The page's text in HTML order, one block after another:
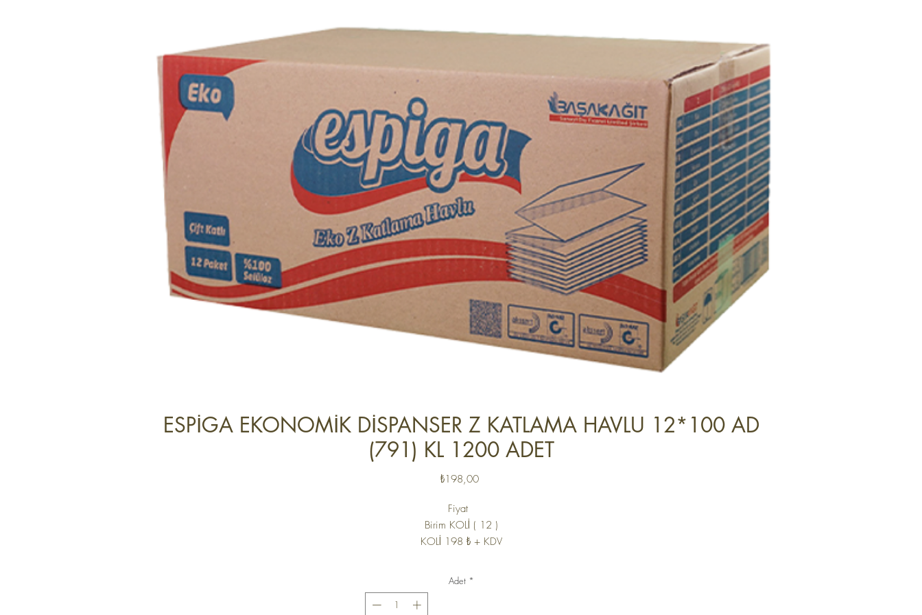
ESPİGA EKONOMİK DİSPANSER Z KATLAMA HAVLU 12*100 AD
(791) KL 1200 ADET
₺198,00Fiyat
Fiyat
Birim KOLİ ( 12 )
KOLİ 198 ₺ + KDV
Adet *